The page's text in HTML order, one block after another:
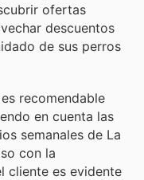
ofertas
descuentos
de sus perros
recomendable
en cuenta las
semanales de La
con la
cliente es evidente